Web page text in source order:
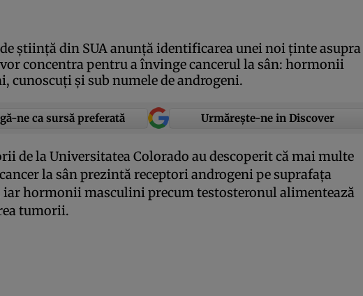
ştiinţă din SUA anunţă identificarea unei noi ţinte asupra
vor concentra pentru a învinge cancerul la sân: hormonii
cunoscuţi şi sub numele de androgeni.
ne ca sursă preferată Urmărește-ne in Discover
de la Universitatea Colorado au descoperit că mai multe
la sân prezintă receptori androgeni pe suprafaţa
iar hormonii masculini precum testosteronul alimentează
tumorii.